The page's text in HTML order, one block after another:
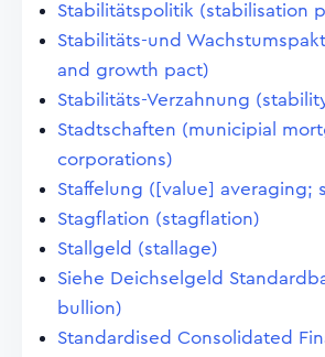
Stabilitätspolitik (stabilisation
Stabilitäts-und
and growth pact)
Stabilitäts-Verzahnung
Stadtschaften (municipial
corporations)
Staffelung ([value] averaging;
Stagflation (stagflation)
Stallgeld (stallage)
Siehe Deichselgeld
bullion)
Standardised Consolidated